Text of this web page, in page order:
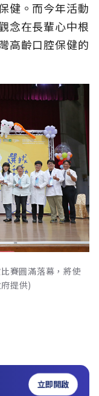
健。而今年活動
念在長輩心中根
高齡口腔保健的
賽圓滿落幕，將使
提供)
立即開啟